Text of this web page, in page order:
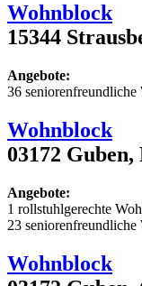
Wohnblock
15344
Angebote:
36 seniorenfreundliche
Wohnblock
03172
Angebote:
1 rollstuhlgerechte
23 seniorenfreundliche
Wohnblock